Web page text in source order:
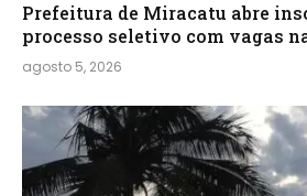
Prefeitura de Miracatu abre
processo seletivo com vagas
agosto 5, 2026